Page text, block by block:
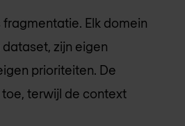
Elk domein
zijn eigen
prioriteiten. De
terwijl de context